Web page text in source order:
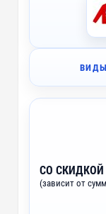
I2 - Вышивка
IO1 -
СО СКИДКОЙ
(зависит от